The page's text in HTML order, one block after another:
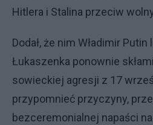
Hitlera i Stalina przeciw
Dodał, że nim Władimir
Łukaszenka ponownie
sowieckiej agresji z 17
przypomnieć przyczyny,
bezceremonialnej napaści